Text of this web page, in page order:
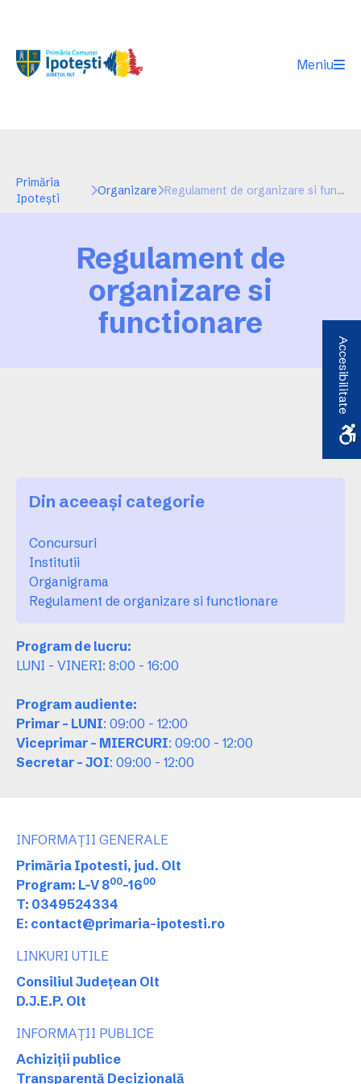
Meniu
Primăria
Ipotești
Organizare Regulament de organizare si functionare
Regulament de
organizare si
functionare
Din aceeași categorie
Concursuri
Institutii
Organigrama
Regulament de organizare si functionare
Program de lucru:
LUNI - VINERI: 8:00 - 16:00
Program audiente:
Primar - LUNI: 09:00 - 12:00
Viceprimar - MIERCURI: 09:00 - 12:00
Secretar - JOI: 09:00 - 12:00
INFORMAȚII GENERALE
Primăria Ipotesti, jud. Olt
Program: L-V 800-1600
T: 0349524334
E: contact@primaria-ipotesti.ro
LINKURI UTILE
Consiliul Județean Olt
D.J.E.P. Olt
INFORMAȚII PUBLICE
Achiziții publice
Transparență Decizională
Accesibilitate